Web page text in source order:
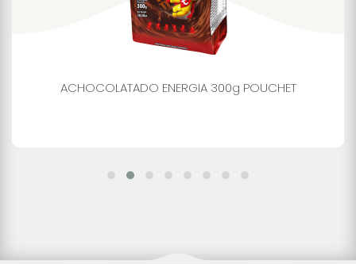
ACHOCOLATADO ENERGIA 300g POUCHET